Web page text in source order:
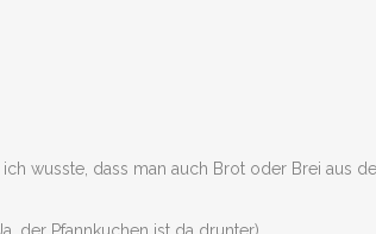
wusste, dass man auch Brot oder Brei aus